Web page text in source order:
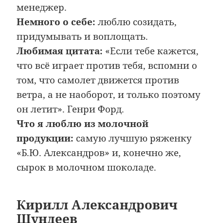
менеджер.
Немного о себе: люблю созидать,
придумывать и воплощать.
Любимая цитата: «Если тебе кажется,
что всё играет против тебя, вспомни о
том, что самолет движется против
ветра, а не наоборот, и только поэтому
он летит». Генри Форд.
Что я люблю из молочной
продукции: самую лучшую ряженку
«Б.Ю. Александров» и, конечно же,
сырок в молочном шоколаде.
Кирилл Александрович
Шундеев